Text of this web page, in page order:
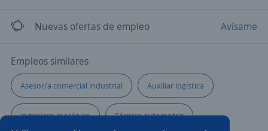
Nuevas ofertas de empleo Avísame
Empleos similares
Asesor/a comercial industrial Auxiliar logística
Ingeniero mecánico Técnico automotriz